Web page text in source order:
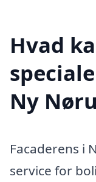
Hvad
Ny
Facaderens i
service for